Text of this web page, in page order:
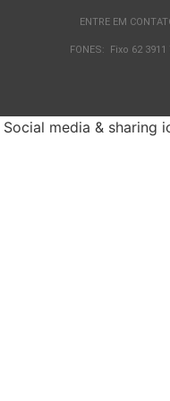
ENTRE EM
FONES: Fixo 62
Social media & sharing